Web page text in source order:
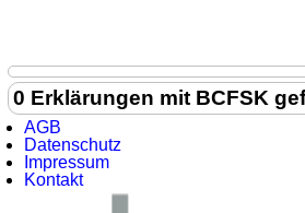
0 Erklärungen mit BCFSK
AGB
Datenschutz
Impressum
Kontakt